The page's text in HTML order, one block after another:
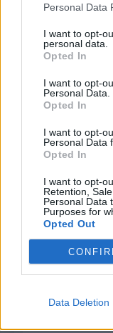
Personal Data
I want to opt-
personal data.
Opted In
I want to opt-
Personal Data.
Opted In
I want to opt-
Personal Data
Opted In
I want to opt-
Retention,
Personal Data
Purposes for
Opted Out
Data Deletion
apríl 2023
marec 2023
február 2023
január 2023
november
október 2022
september